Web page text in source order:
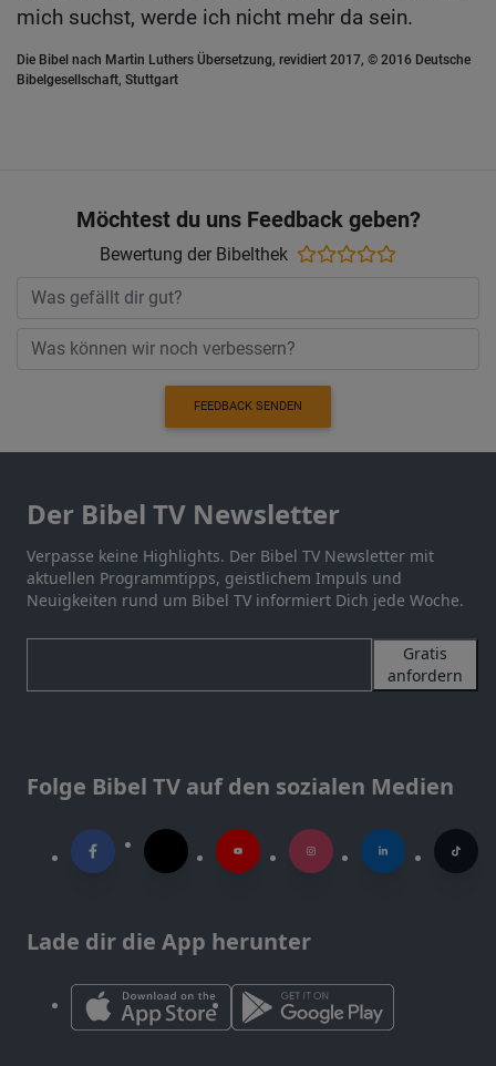
mich suchst, werde ich nicht mehr da sein.
Die Bibel nach Martin Luthers Übersetzung, revidiert 2017, © 2016 Deutsche
Bibelgesellschaft, Stuttgart
Möchtest du uns Feedback geben?
Bewertung der Bibelthek
FEEDBACK SENDEN
Der Bibel TV Newsletter
Verpasse keine Highlights. Der Bibel TV Newsletter mit
aktuellen Programmtipps, geistlichem Impuls und
Neuigkeiten rund um Bibel TV informiert Dich jede Woche.
Gratis
anfordern
Folge Bibel TV auf den sozialen Medien
Lade dir die App herunter